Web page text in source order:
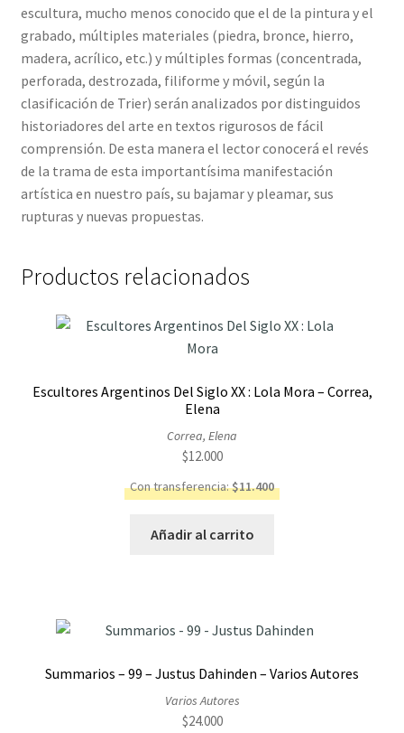
escultura, mucho menos conocido que el de la pintura y el
grabado, múltiples materiales (piedra, bronce, hierro,
madera, acrílico, etc.) y múltiples formas (concentrada,
perforada, destrozada, filiforme y móvil, según la
clasificación de Trier) serán analizados por distinguidos
historiadores del arte en textos rigurosos de fácil
comprensión. De esta manera el lector conocerá el revés
de la trama de esta importantísima manifestación
artística en nuestro país, su bajamar y pleamar, sus
rupturas y nuevas propuestas.
Productos relacionados
Escultores Argentinos Del Siglo XX : Lola Mora – Correa,
Elena
Correa, Elena
$12.000
Con transferencia:$11.400
Añadir al carrito
Summarios – 99 – Justus Dahinden – Varios Autores
Varios Autores
$24.000